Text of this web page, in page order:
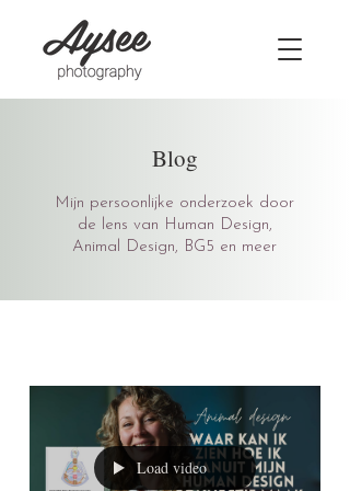
Blog
Mijn persoonlijke onderzoek door
de lens van Human Design,
Animal Design, BG5 en meer
Load video